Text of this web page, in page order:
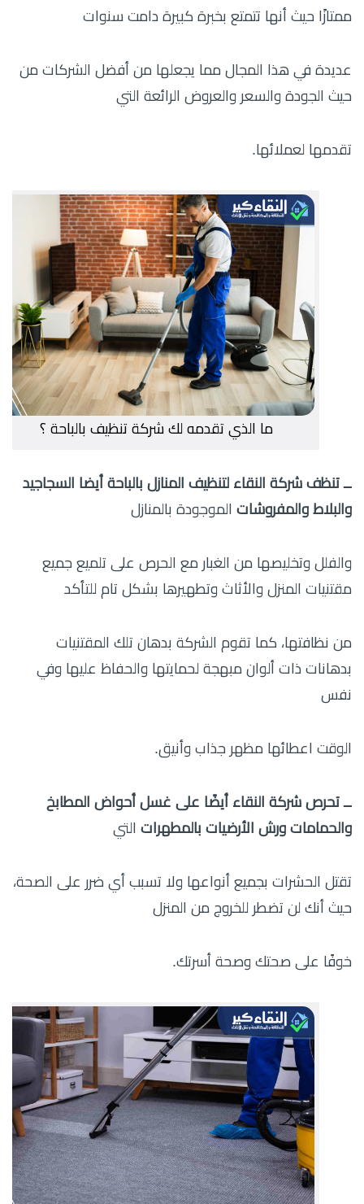
ممتازًا حيث أنها تتمتع بخبرة كبيرة دامت سنوات
عديدة في هذا المجال مما يجعلها من أفضل الشركات من
حيث الجودة والسعر والعروض الرائعة التي
تقدمها لعملائها.
ما الذي تقدمه لك شركة تنظيف بالباحة ؟
ــ تنظف شركة النقاء لتنظيف المنازل بالباحة أيضا السجاجيد
والبلاط والمفروشات الموجودة بالمنازل
والفلل وتخليصها من الغبار مع الحرص على تلميع جميع
مقتنيات المنزل والأثاث وتطهيرها بشكل تام للتأكد
من نظافتها، كما تقوم الشركة بدهان تلك المقتنيات
بدهانات ذات ألوان مبهجة لحمايتها والحفاظ عليها وفي
نفس
الوقت اعطائها مظهر جذاب وأنيق.
ــ تحرص شركة النقاء أيضًا على غسل أحواض المطابخ
والحمامات ورش الأرضيات بالمطهرات التي
تقتل الحشرات بجميع أنواعها ولا تسبب أي ضرر على الصحة،
حيث أنك لن تضطر للخروج من المنزل
خوفًا على صحتك وصحة أسرتك.